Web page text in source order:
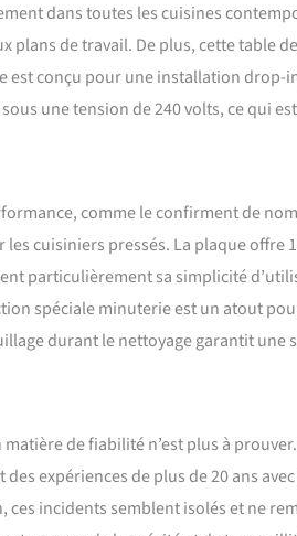
dans toutes les cuisines
plans de travail. De plus, cette table
est conçu pour une installation
une tension de 240 volts, ce qui
comme le confirment de
cuisiniers pressés. La plaque
particulièrement sa simplicité
spéciale minuterie est un atout
durant le nettoyage garantit une
de fiabilité n’est plus à
expériences de plus de 20 ans
incidents semblent isolés et ne